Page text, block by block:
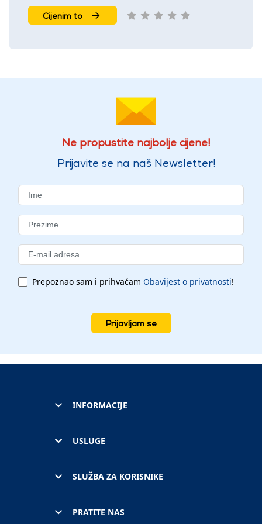
Cijenim to
Ne propustite najbolje cijene!
Prijavite se na naš Newsletter!
Prepoznao sam i prihvaćam Obavijest o privatnosti!
Prijavljam se
INFORMACIJE
USLUGE
SLUŽBA ZA KORISNIKE
PRATITE NAS